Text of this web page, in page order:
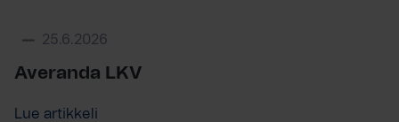
25.6.2026
Averanda LKV
Lue artikkeli